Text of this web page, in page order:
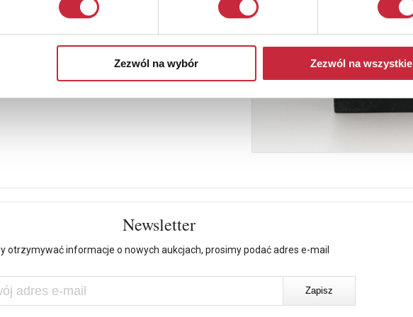
Zezwól na wybór Zezwól na wszystkie
Newsletter
otrzymywać informacje o nowych aukcjach, prosimy podać adres e-mail